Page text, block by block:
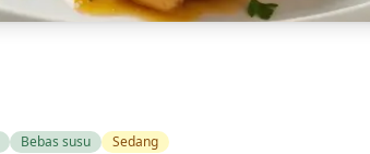
Bebas susu Sedang